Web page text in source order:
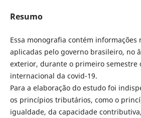
Resumo
Essa monografia contém informações
aplicadas pelo governo brasileiro, no
exterior, durante o primeiro semestre
internacional da covid-19.
Para a elaboração do estudo foi
os princípios tributários, como o
igualdade, da capacidade